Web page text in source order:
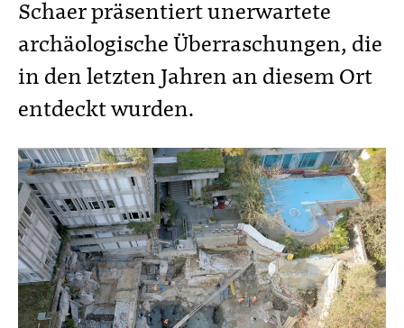
Schaer präsentiert unerwartete
archäologische Überraschungen, die
in den letzten Jahren an diesem Ort
entdeckt wurden.